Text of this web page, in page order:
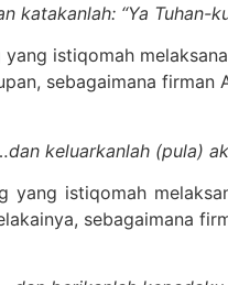
katakanlah: “Ya Tuhan-
yang istiqomah
sebagaimana firman
keluarkanlah (pula)
yang istiqomah
sebagaimana